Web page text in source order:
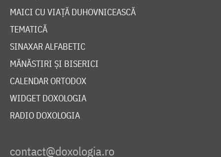
MAICI CU VIAȚĂ DUHOVNICEASCĂ
TEMATICĂ
SINAXAR ALFABETIC
MĂNĂSTIRI ȘI BISERICI
CALENDAR ORTODOX
WIDGET DOXOLOGIA
RADIO DOXOLOGIA